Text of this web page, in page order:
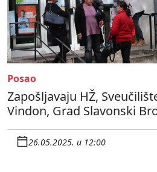
Posao
Zapošljavaju HŽ,
Vindon, Grad Slavonski
26.05.2025. u 12:00